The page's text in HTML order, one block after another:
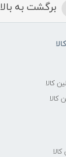
برگشت به بالا
کالا
کالا